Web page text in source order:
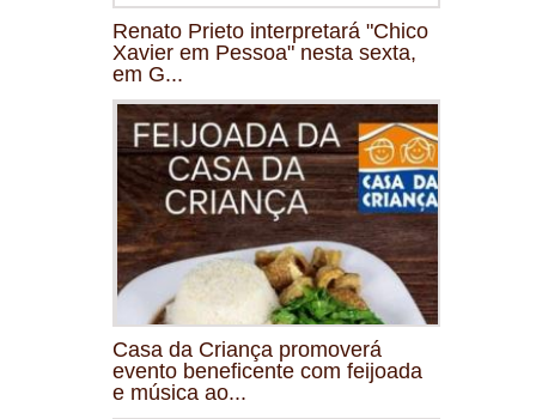
Renato Prieto interpretará "Chico
Xavier em Pessoa" nesta sexta,
em G...
Casa da Criança promoverá
evento beneficente com feijoada
e música ao...